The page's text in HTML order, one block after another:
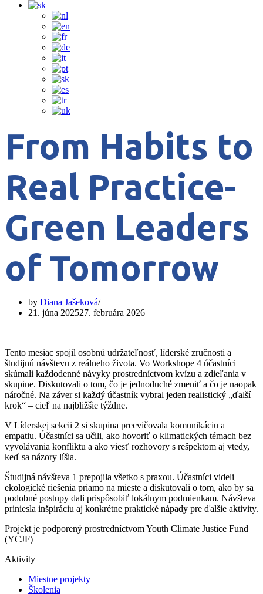
From Habits to
Real Practice-
Green Leaders
of Tomorrow
by Diana Jašeková
21. júna 202527. februára 2026
Tento mesiac spojil osobnú udržateľnosť, líderské zručnosti a
študijnú návštevu z reálneho života. Vo Workshope 4 účastníci
skúmali každodenné návyky prostredníctvom kvízu a zdieľania v
skupine. Diskutovali o tom, čo je jednoduché zmeniť a čo je naopak
náročné. Na záver si každý účastník vybral jeden realistický „ďalší
krok“ – cieľ na najbližšie týždne.
V Líderskej sekcii 2 si skupina precvičovala komunikáciu a
empatiu. Účastníci sa učili, ako hovoriť o klimatických témach bez
vyvolávania konfliktu a ako viesť rozhovory s rešpektom aj vtedy,
keď sa názory líšia.
Študijná návšteva 1 prepojila všetko s praxou. Účastníci videli
ekologické riešenia priamo na mieste a diskutovali o tom, ako by sa
podobné postupy dali prispôsobiť lokálnym podmienkam. Návšteva
priniesla inšpiráciu aj konkrétne praktické nápady pre ďalšie aktivity.
Projekt je podporený prostredníctvom Youth Climate Justice Fund
(YCJF)
Aktivity
Miestne projekty
Školenia